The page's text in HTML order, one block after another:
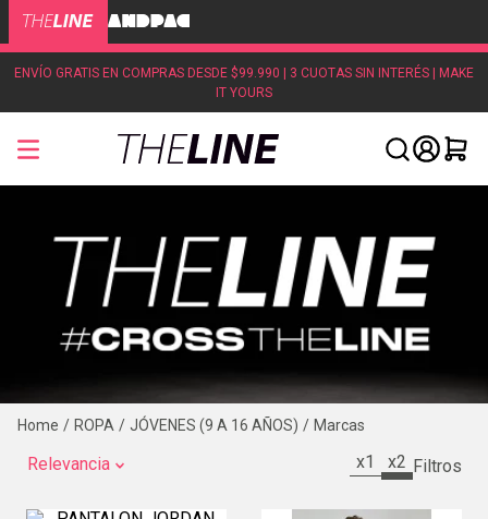
ENVÍO GRATIS EN COMPRAS DESDE $99.990 | 3 CUOTAS SIN INTERÉS | MAKE
IT YOURS
ROPA JÓVENES (9 A 16 AÑOS) Marcas
Relevancia x1 x2